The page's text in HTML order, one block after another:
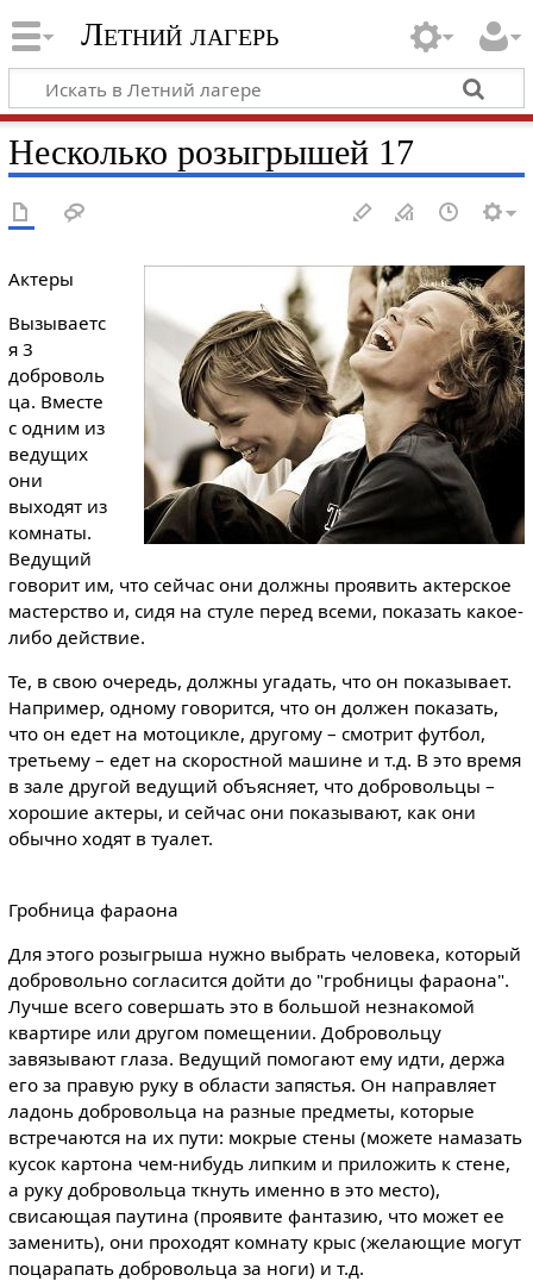
Летний лагерь
Несколько розыгрышей 17
Актеры
Вызываетс
я 3
доброволь
ца. Вместе
с одним из
ведущих
они
выходят из
комнаты.
Ведущий
говорит им, что сейчас они должны проявить актерское
мастерство и, сидя на стуле перед всеми, показать какое-
либо действие.
Те, в свою очередь, должны угадать, что он показывает.
Например, одному говорится, что он должен показать,
что он едет на мотоцикле, другому – смотрит футбол,
третьему – едет на скоростной машине и т.д. В это время
в зале другой ведущий объясняет, что добровольцы –
хорошие актеры, и сейчас они показывают, как они
обычно ходят в туалет.
Гробница фараона
Для этого розыгрыша нужно выбрать человека, который
добровольно согласится дойти до "гробницы фараона".
Лучше всего совершать это в большой незнакомой
квартире или другом помещении. Добровольцу
завязывают глаза. Ведущий помогают ему идти, держа
его за правую руку в области запястья. Он направляет
ладонь добровольца на разные предметы, которые
встречаются на их пути: мокрые стены (можете намазать
кусок картона чем-нибудь липким и приложить к стене,
а руку добровольца ткнуть именно в это место),
свисающая паутина (проявите фантазию, что может ее
заменить), они проходят комнату крыс (желающие могут
поцарапать добровольца за ноги) и т.д.